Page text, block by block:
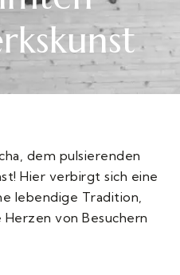
dem pulsierenden
Hier verbirgt sich eine
lebendige Tradition,
von Besuchern